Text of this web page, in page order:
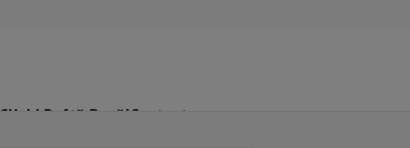
Click! Poftă Bună!Contact